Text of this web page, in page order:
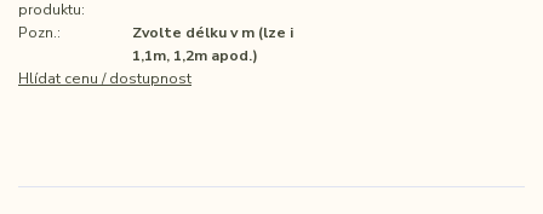
produktu:
Pozn.:
Zvolte délku v m (lze i
1,1m, 1,2m apod.)
Hlídat cenu / dostupnost